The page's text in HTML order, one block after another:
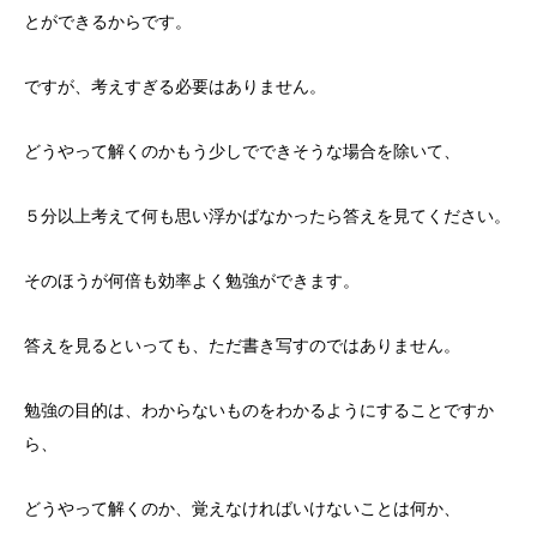
とができるからです。
ですが、考えすぎる必要はありません。
どうやって解くのかもう少しでできそうな場合を除いて、
５分以上考えて何も思い浮かばなかったら答えを見てください。
そのほうが何倍も効率よく勉強ができます。
答えを見るといっても、ただ書き写すのではありません。
勉強の目的は、わからないものをわかるようにすることですか
ら、
どうやって解くのか、覚えなければいけないことは何か、